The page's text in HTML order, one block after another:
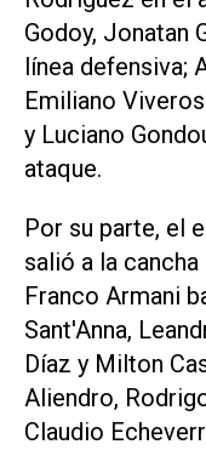
Godoy, Jonatan
línea defensiva;
Emiliano
y Luciano
ataque.
Por su parte, el
salió a la
Franco Armani
Sant'Anna,
Díaz y Milton
Aliendro,
Claudio